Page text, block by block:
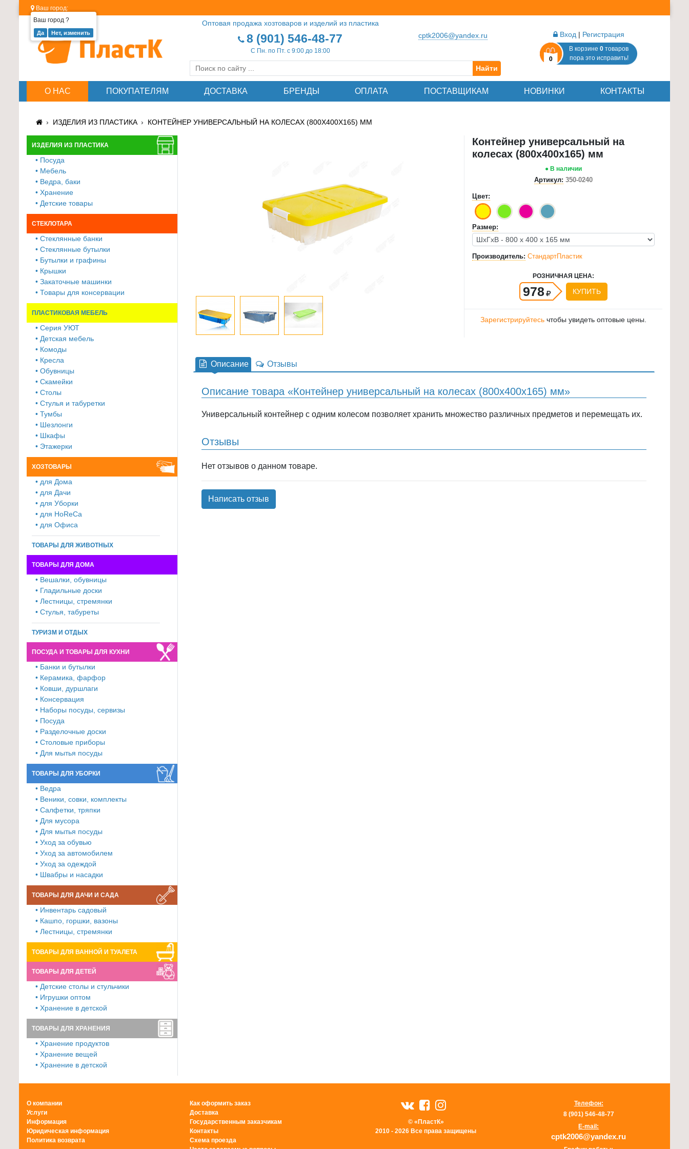
Ваш город:
Ваш город ? Оптовая продажа хозтоваров и изделий из пластика
8 (901) 546-48-77
С Пн. по Пт. с 9:00 до 18:00
cptk2006@yandex.ru
Найти
Вход | Регистрация
0
В корзине0 товаров
пора это исправить!
О НАС ПОКУПАТЕЛЯМ ДОСТАВКА БРЕНДЫ ОПЛАТА ПОСТАВЩИКАМ НОВИНКИ КОНТАКТЫ
ИЗДЕЛИЯ ИЗ ПЛАСТИКА КОНТЕЙНЕР УНИВЕРСАЛЬНЫЙ НА КОЛЕСАХ (800Х400Х165) ММ
ИЗДЕЛИЯ ИЗ ПЛАСТИКА
• Посуда
• Мебель
• Ведра, баки
• Хранение
• Детские товары
СТЕКЛОТАРА
• Стеклянные банки
• Стеклянные бутылки
• Бутылки и графины
• Крышки
• Закаточные машинки
• Товары для консервации
ПЛАСТИКОВАЯ МЕБЕЛЬ
• Серия УЮТ
• Детская мебель
• Комоды
• Кресла
• Обувницы
• Скамейки
• Столы
• Стулья и табуретки
• Тумбы
• Шезлонги
• Шкафы
• Этажерки
ХОЗТОВАРЫ
• для Дома
• для Дачи
• для Уборки
• для HoReCa
• для Офиса
ТОВАРЫ ДЛЯ ЖИВОТНЫХ
ТОВАРЫ ДЛЯ ДОМА
• Вешалки, обувницы
• Гладильные доски
• Лестницы, стремянки
• Стулья, табуреты
ТУРИЗМ И ОТДЫХ
ПОСУДА И ТОВАРЫ ДЛЯ КУХНИ
• Банки и бутылки
• Керамика, фарфор
• Ковши, дуршлаги
• Консервация
• Наборы посуды, сервизы
• Посуда
• Разделочные доски
• Столовые приборы
• Для мытья посуды
ТОВАРЫ ДЛЯ УБОРКИ
• Ведра
• Веники, совки, комплекты
• Салфетки, тряпки
• Для мусора
• Для мытья посуды
• Уход за обувью
• Уход за автомобилем
• Уход за одеждой
• Швабры и насадки
ТОВАРЫ ДЛЯ ДАЧИ И САДА
• Инвентарь садовый
• Кашпо, горшки, вазоны
• Лестницы, стремянки
ТОВАРЫ ДЛЯ ВАННОЙ И ТУАЛЕТА
ТОВАРЫ ДЛЯ ДЕТЕЙ
• Детские столы и стульчики
• Игрушки оптом
• Хранение в детской
ТОВАРЫ ДЛЯ ХРАНЕНИЯ
• Хранение продуктов
• Хранение вещей
• Хранение в детской
Контейнер универсальный на
колесах (800х400х165) мм
● В наличии
Артикул: 350-0240
Цвет:
Размер:
Производитель: СтандартПластик
РОЗНИЧНАЯ ЦЕНА:
978 КУПИТЬ
Зарегистрируйтесьчтобы увидеть оптовые цены.
Описание Отзывы
Описание товара «Контейнер универсальный на колесах (800х400х165) мм»
Универсальный контейнер с одним колесом позволяет хранить множество различных предметов и перемещать их.
Отзывы
Нет отзывов о данном товаре.
Написать отзыв
О компании
Услуги
Информация
Юридическая информация
Политика возврата
Как оформить заказ
Доставка
Государственным заказчикам
Контакты
Схема проезда
© «ПластК»
2010 - 2026 Все права защищены
Телефон:
8 (901) 546-48-77
E-mail:
cptk2006@yandex.ru
Изделия
пластика
≡
Пластиковая
мебель
Хозтовары
≡
Товары
животных
Товары
Туризм
отдых
Посуда
товары
Товары
уборки
Товары
Товары
ванной
туалета
Товары
для
Товары
хранения